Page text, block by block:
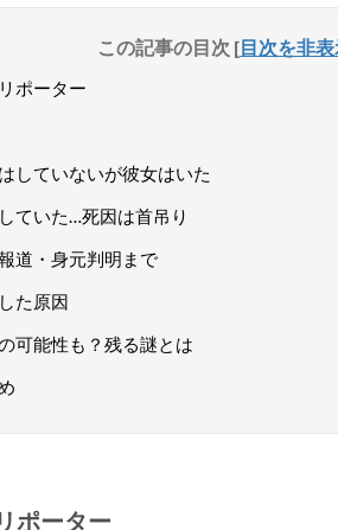
この記事の目次 [目次を非表
ポーター
していないが彼女はいた
ていた…死因は首吊り
道・身元判明まで
た原因
可能性も？残る謎とは
ポーター